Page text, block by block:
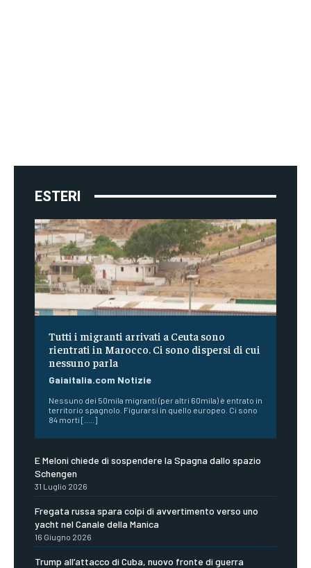
ESTERI
Tutti i migranti arrivati a Ceuta sono
rientrati in Marocco. Ci sono dispersi di cui
nessuno parla
Gaiaitalia.com Notizie
Nessuno dei 50mila migranti (per altri 60mila) è entrato in
territorio spagnolo. Figurarsi in quello europeo. Ci sono
84 morti [.....]
E Meloni chiede di sospendere la Spagna dallo spazio
Schengen
31 Luglio 2026
Fregata russa spara colpi di avvertimento verso uno
yacht nel Canale della Manica
16 Giugno 2026
Trump all’attacco di Cuba, nuovo fronte di guerra